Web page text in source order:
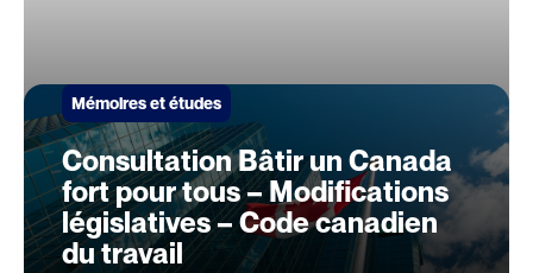
Mémoires et études
Consultation Bâtir un Canada
fort pour tous – Modifications
législatives – Code canadien
du travail